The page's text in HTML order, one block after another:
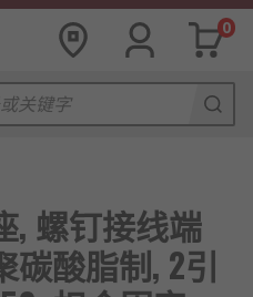
0
, 螺钉接线端
碳酸脂制, 2引